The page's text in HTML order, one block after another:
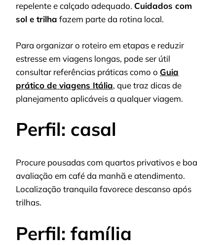
repelente e calçado adequado. Cuidados com
sol e trilha fazem parte da rotina local.
Para organizar o roteiro em etapas e reduzir
estresse em viagens longas, pode ser útil
consultar referências práticas como o Guia
prático de viagens Itália, que traz dicas de
planejamento aplicáveis a qualquer viagem.
Perfil: casal
Procure pousadas com quartos privativos e boa
avaliação em café da manhã e atendimento.
Localização tranquila favorece descanso após
trilhas.
Perfil: família